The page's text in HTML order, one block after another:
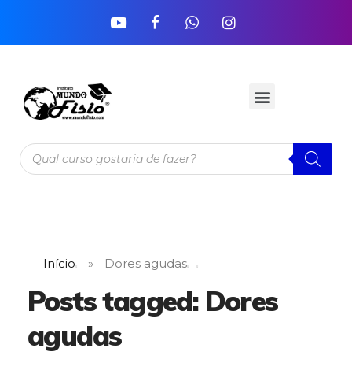
Início » Dores agudas
Posts tagged: Dores
agudas